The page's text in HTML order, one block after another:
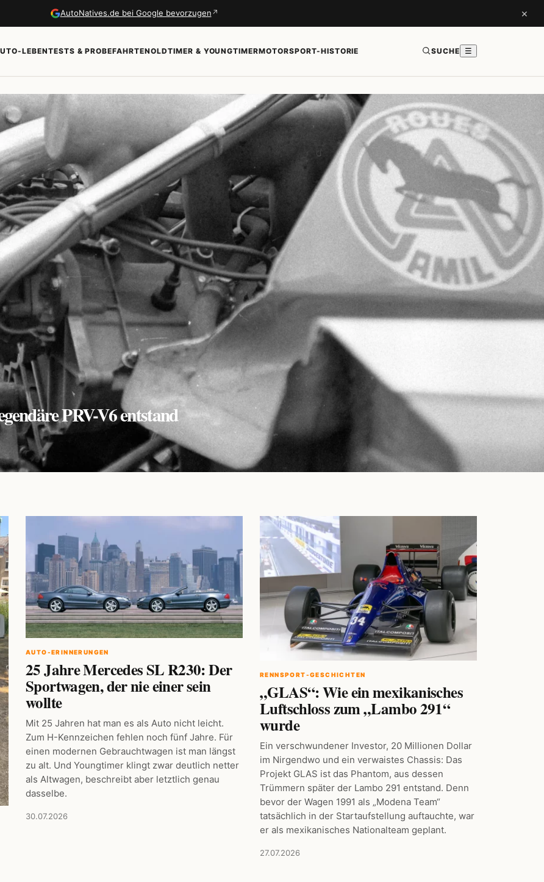
AutoNatives.de bei Google bevorzugen ↗ ×
LEBENTESTS & PROBEFAHRTENOLDTIMER & YOUNGTIMERMOTORSPORT-HISTORIE SUCHE ☰
PRV-V6 entstand
AUTO-ERINNERUNGEN
25 Jahre Mercedes SL R230: Der
Sportwagen, der nie einer sein
wollte
Mit 25 Jahren hat man es als Auto nicht leicht.
Zum H-Kennzeichen fehlen noch fünf Jahre. Für
einen modernen Gebrauchtwagen ist man längst
zu alt. Und Youngtimer klingt zwar deutlich netter
als Altwagen, beschreibt aber letztlich genau
dasselbe.
30.07.2026
RENNSPORT-GESCHICHTEN
„GLAS“: Wie ein mexikanisches
Luftschloss zum „Lambo 291“
wurde
Ein verschwundener Investor, 20 Millionen Dollar
im Nirgendwo und ein verwaistes Chassis: Das
Projekt GLAS ist das Phantom, aus dessen
Trümmern später der Lambo 291 entstand. Denn
bevor der Wagen 1991 als „Modena Team“
tatsächlich in der Startaufstellung auftauchte, war
er als mexikanisches Nationalteam geplant.
27.07.2026